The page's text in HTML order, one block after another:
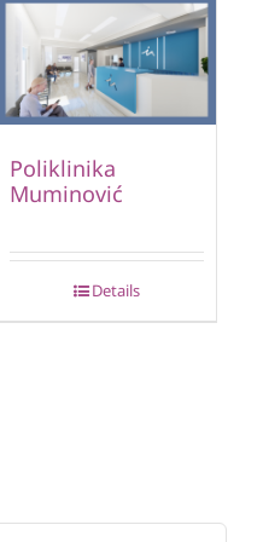
Poliklinika
Muminović
Details